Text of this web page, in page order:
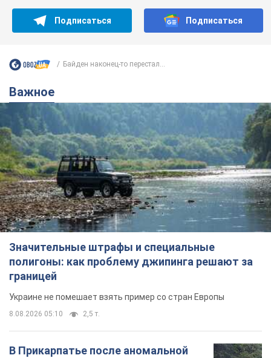
Подписаться Подписаться
Байден наконец-то перестал...
Важное
Значительные штрафы и специальные
полигоны: как проблему джипинга решают за
границей
Украине не помешает взять пример со стран Европы
8.08.2026 05:10 2,5 т.
В Прикарпатье после аномальной